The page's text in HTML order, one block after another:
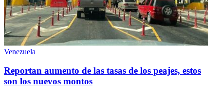
Venezuela
Reportan aumento de las tasas de los peajes, estos
son los nuevos montos